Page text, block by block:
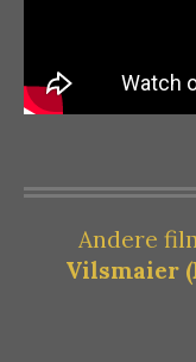
Andere
Vilsmaier